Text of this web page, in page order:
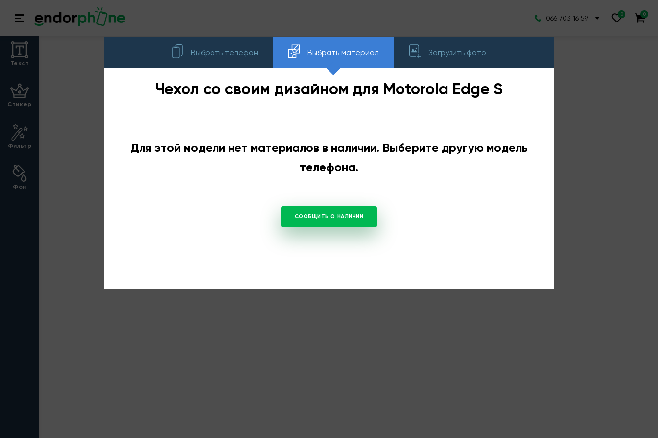
Выбрать телефон Выбрать материал Загрузить фото
Чехол со своим дизайном для Motorola Edge S
Для этой модели нет материалов в наличии. Выберите другую модель
телефона.
СООБЩИТЬ О НАЛИЧИИ
066 703 16 59
Текст
Стикер
Фильтр
Фон